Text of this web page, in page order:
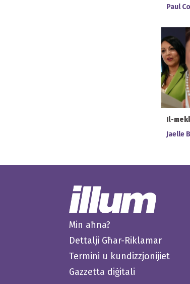
Paul
Il-
Jaelle
Min aħna?
Dettalji Għar-Riklamar
Termini u kundizzjonijiet
Gazzetta diġitali